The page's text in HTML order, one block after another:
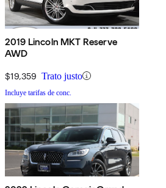
2019 Lincoln MKT Reserve
AWD
$19,359 Trato justo
Incluye tarifas de conc.